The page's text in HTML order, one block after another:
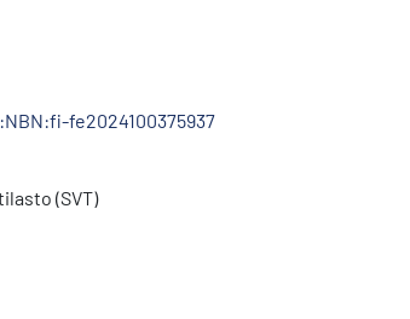
fe2024100375937
(SVT)